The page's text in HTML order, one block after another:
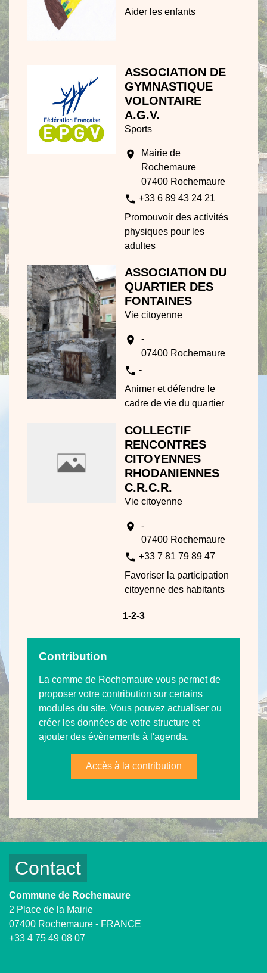
Aider les enfants
ASSOCIATION DE
GYMNASTIQUE
VOLONTAIRE
A.G.V.
Sports
location_on
Mairie de
Rochemaure
07400 Rochemaure
phone +33 6 89 43 24 21
Promouvoir des activités
physiques pour les
adultes
ASSOCIATION DU
QUARTIER DES
FONTAINES
Vie citoyenne
location_on
-
07400 Rochemaure
phone -
Animer et défendre le
cadre de vie du quartier
COLLECTIF
RENCONTRES
CITOYENNES
RHODANIENNES
C.R.C.R.
Vie citoyenne
location_on
-
07400 Rochemaure
phone +33 7 81 79 89 47
Favoriser la participation
citoyenne des habitants
1-2-3
Contribution
La comme de Rochemaure vous permet de
proposer votre contribution sur certains
modules du site. Vous pouvez actualiser ou
créer les données de votre structure et
ajouter des évènements à l'agenda.
Accès à la contribution
Contact
Commune de Rochemaure
2 Place de la Mairie
07400 Rochemaure - FRANCE
+33 4 75 49 08 07